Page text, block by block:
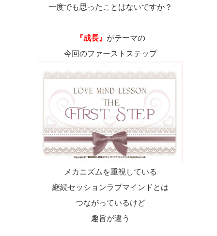
一度でも思ったことはないですか？
『成長』 がテーマの
今回のファーストステップ
メカニズムを重視している
継続セッションラブマインドとは
つながっているけど
趣旨が違う